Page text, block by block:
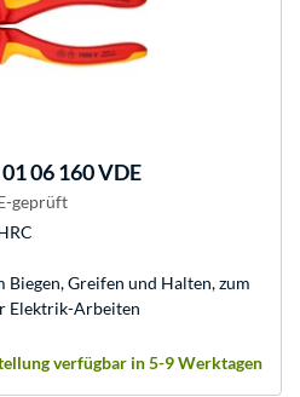
06 160 VDE
geprüft
Biegen, Greifen und Halten, zum
Elektrik-Arbeiten
verfügbar in 5-9 Werktagen